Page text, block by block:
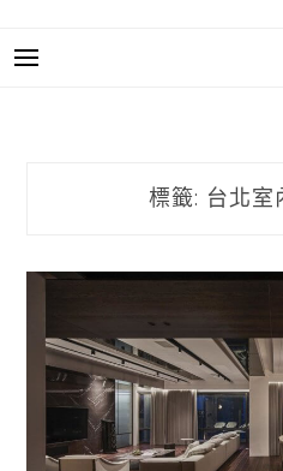
標籤: 台北室